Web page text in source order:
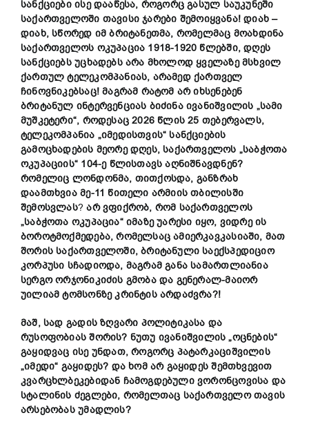
სანქციები ისე დააწესა, როგორც გასულ საუკუნეში
საქართველოში თავისი ჯარები შემოიყვანა! დიახ –
დიახ, სწორედ იმ ბრიტანეთმა, რომელმაც მოახდინა
საქართველოს ოკუპაცია 1918-1920 წლებში, დღეს
სანქციებს უცხადებს არა მხოლოდ ყველაზე მსხვილ
ქართულ ტელეკომპანიას, არამედ ქართველ
ჩინოვნიკებსაც! მაგრამ რატომ არ იხსენებენ
ბრიტანულ ინტერვენციას ბიძინა ივანიშვილის „სამი
მუშკეტერი“, როდესაც 2026 წლის 25 თებერვალს,
ტელეკომპანია „იმედისთვის“ სანქციების
გამოცხადების მეორე დღეს, საქართველოს „საბჭოთა
ოკუპაციის“ 104-ე წლისთავს აღნიშნავდნენ?
რომელიც ლონდონმა, თითქოსდა, განზრახ
დაამთხვია მე-11 წითელი არმიის თბილისში
შემოსვლას?არ ვფიქრობ, რომ საქართველოს
„საბჭოთა ოკუპაცია“ იმაზე უარესი იყო, ვიდრე ის
ბოროტმოქმედება, რომელსაც ამიერკავკასიაში, მათ
შორის საქართველოში, ბრიტანული საექსპედიციო
კორპუსი სჩადიოდა, მაგრამ განა სამართლიანია
სერგო ორჯონიკიძის გმობა და გენერალ-მაიორ
უილიამ ტომსონზე კრინტის არდაძვრა?!
მაშ, სად გადის ზღვარი პოლიტიკასა და
რუსოფობიას შორის? ნუთუ ივანიშვილის „ოცნების“
გაყიდვაც ისე უნდათ, როგორც პატარკაციშვილის
„იმედი“ გაყიდეს? და ხომ არ გაყიდეს შემთხვევით
კვარცხლბეკებიდან ჩამოგდებული ვორონცოვისა და
სტალინის ძეგლები, რომელთაც საქართველო თავის
არსებობას უმადლის?